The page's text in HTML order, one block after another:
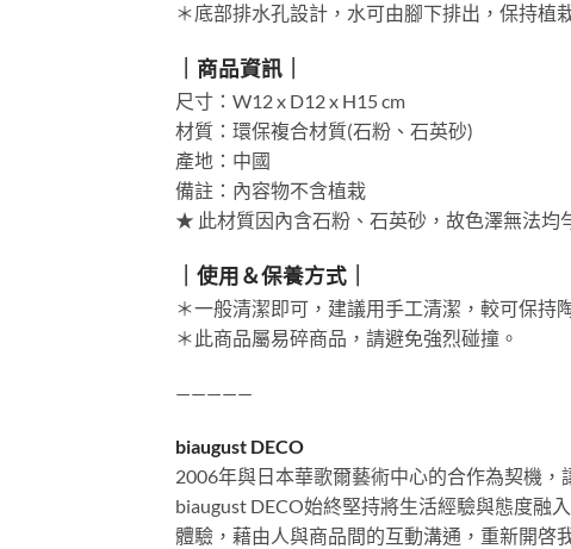
＊底部排水孔設計，水可由腳下排出，保持植
｜商品資訊｜
尺寸：W12 x D12 x H15 cm
材質：環保複合材質(石粉、石英砂)
產地：中國
備註：內容物不含植栽
★ 此材質因內含石粉、石英砂，故色澤無法均
｜使用＆保養方式｜
＊一般清潔即可，建議用手工清潔，較可保持
＊此商品屬易碎商品，請避免強烈碰撞。
—————
biaugust DECO
2006年與日本華歌爾藝術中心的合作為契機
biaugust DECO始終堅持將生活經驗與態度融
體驗，藉由人與商品間的互動溝通，重新開啓